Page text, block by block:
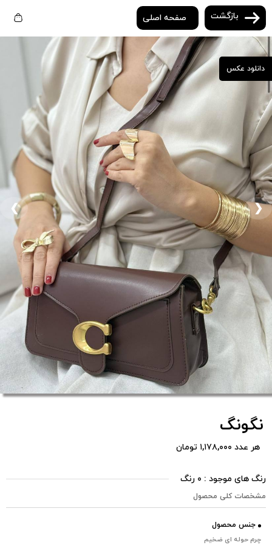
بازگشت صفحه اصلی
دانلود عکس
❮ ❯
نگونگ
هر عدد ۱,۱۷۸,۰۰۰ تومان
رنگ های موجود : ۰ رنگ
مشخصات کلی محصول
جنس محصول
چرم حوله ای ضخیم